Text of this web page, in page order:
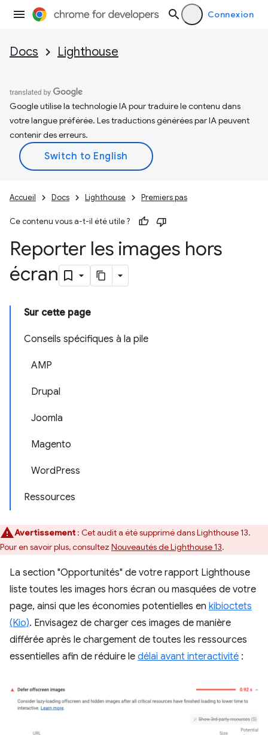
Connexion
Docs Lighthouse
Google utilise la technologie IA pour traduire le contenu dans
votre langue préférée. Les traductions générées par IA peuvent
contenir des erreurs.
Accueil Docs Lighthouse Premiers pas
Ce contenu vous a-t-il été utile ?
Reporter les images hors
écran
Sur cette page
Conseils spécifiques à la pile
AMP
Drupal
Joomla
Magento
WordPress
Ressources
Avertissement: Cet audit a été supprimé dans Lighthouse 13.
Pour en savoir plus, consultez Nouveautés de Lighthouse 13.
La section "Opportunités" de votre rapport Lighthouse
liste toutes les images hors écran ou masquées de votre
page, ainsi que les économies potentielles en kibioctets
(Kio). Envisagez de charger ces images de manière
différée après le chargement de toutes les ressources
essentielles afin de réduire le délai avant interactivité :